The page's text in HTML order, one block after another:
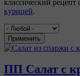
классический рецепт
курицей.
Применить
ПП Салат с